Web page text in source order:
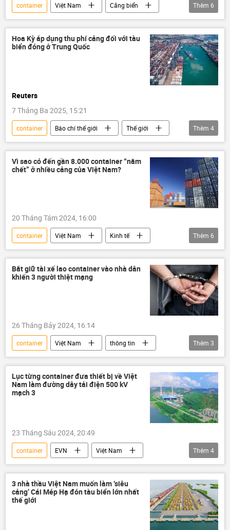
container Việt Nam
Cảng biển
Thế giới
Kinh tế
logistics
Thành phố Hồ Chí Minh
Hải Phòng
Bà Rịa-Vũng Tàu
Thêm 6
Hoa Kỳ áp dụng thu phí cảng đối với tàu
biển đóng ở Trung Quốc
Reuters
7 Tháng Ba 2025, 15:21
container Báo chí thế giới
Thế giới
Hoa Kỳ
Trung Quốc
cảng
Donald Trump
Thêm 4
Vì sao có đến gần 8.000 container “nằm
chết” ở nhiều cảng của Việt Nam?
20 Tháng Tám 2024, 16:00
container Việt Nam
Kinh tế
Kinh doanh
Bộ Tài Chính VN
Hải Phòng
Thành phố Hồ Chí Minh
Đà Nẵng
Vũng Tàu
Thêm 6
Bắt giữ tài xế lao container vào nhà dân
khiến 3 người thiệt mạng
26 Tháng Bảy 2024, 16:14
container Việt Nam
thông tin
xe container
tai nạn gây tai nạn
Thêm 3
Lục từng container đưa thiết bị về Việt
Nam làm đường dây tải điện 500 kV
mạch 3
23 Tháng Sáu 2024, 20:49
container EVN
Việt Nam
năng lượng
Chính phủ
Kinh tế
Kinh doanh
Thêm 4
3 nhà thầu Việt Nam muốn làm ‘siêu
cảng’ Cái Mép Hạ đón tàu biển lớn nhất
thế giới